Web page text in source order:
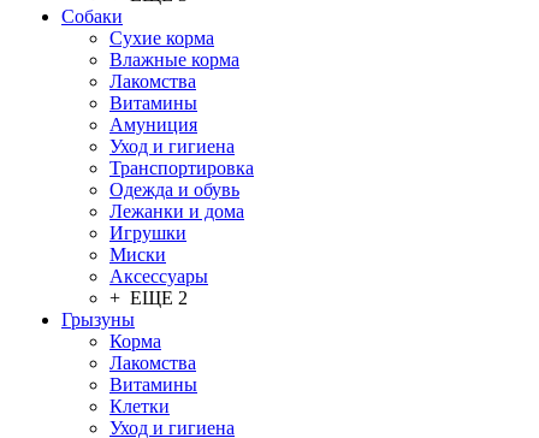
Собаки
Сухие корма
Влажные корма
Лакомства
Витамины
Амуниция
Уход и гигиена
Транспортировка
Одежда и обувь
Лежанки и дома
Игрушки
Миски
Аксессуары
+ ЕЩЕ 2
Грызуны
Корма
Лакомства
Витамины
Клетки
Уход и гигиена